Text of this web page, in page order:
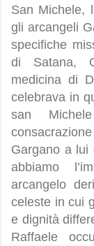
San Michele,
gli arcangeli
specifiche
di Satana,
medicina di
celebrava in
san
Gargano a lui
abbiamo
arcangelo
celeste in cui
e dignità
Raffaele